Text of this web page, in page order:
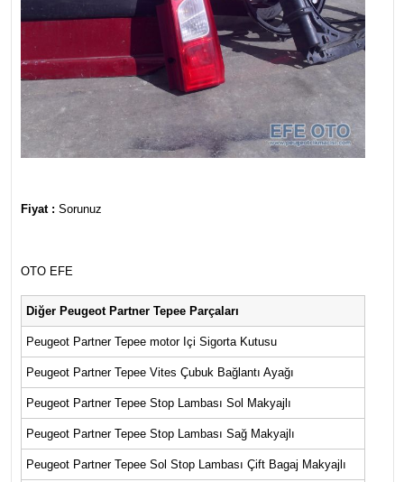
Fiyat : Sorunuz
OTO EFE
Diğer Peugeot Partner Tepee Parçaları
Peugeot Partner Tepee motor Içi Sigorta Kutusu
Peugeot Partner Tepee Vites Çubuk Bağlantı Ayağı
Peugeot Partner Tepee Stop Lambası Sol Makyajlı
Peugeot Partner Tepee Stop Lambası Sağ Makyajlı
Peugeot Partner Tepee Sol Stop Lambası Çift Bagaj Makyajlı